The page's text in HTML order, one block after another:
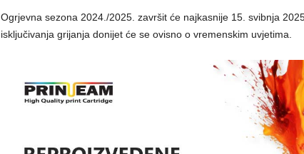
Ogrjevna sezona 2024./2025. završit će najkasnije 15. svibnja
isključivanja grijanja donijet će se ovisno o vremenskim uvjetima.